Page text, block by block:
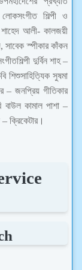
শিল্পী ও
শাহেদ আলী- কালজয়ী
সাবেক স্পীকার কাঁকন
দুর্বিন শাহ –
শিশুসাহিত্যিক সুষমা
– জনপ্রিয় গীতিকার
বাউল কামাল পাশা –
ক্রিকেটার।